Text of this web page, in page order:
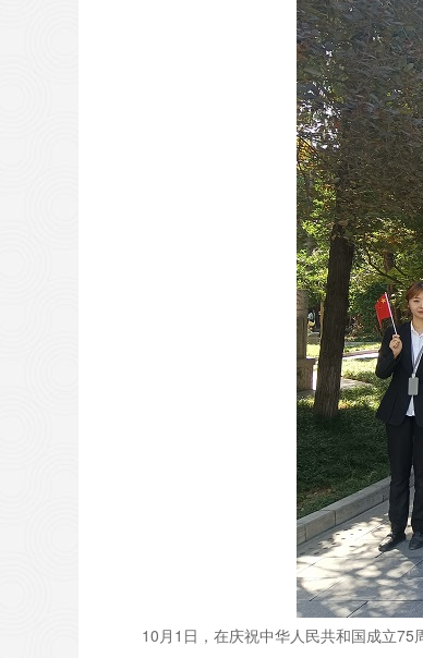
10月1日，在庆祝中华人民共和国成立75周